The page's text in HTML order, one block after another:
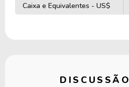
Caixa e Equivalentes - US$
DISCUSSÃO